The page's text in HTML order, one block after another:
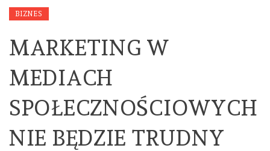
BIZNES
MARKETING W
MEDIACH
SPOŁECZNOŚCIOWYCH
NIE BĘDZIE TRUDNY